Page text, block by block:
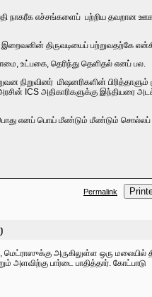
நாகரீக எச்சங்களைப் பற்றிய தவறான
திருவடியைப் பற்றுவதற்கே
உட்பகை, தெரிந்து தெளிதல் எனப் பல.
மிஷனரிகளின் பிரித்தாளும்
ICS அதிகாரிகளுக்கு இந்தியரை
பொது எனப் பொய் மீண்டும் மீண்டும் சொல்லப்
Permalink
மெட்ராஸுக்கு அருகிலுள்ள ஒரு மலையில்
அளவிற்கு பார்டை பாதித்தார். கோட்பாடு